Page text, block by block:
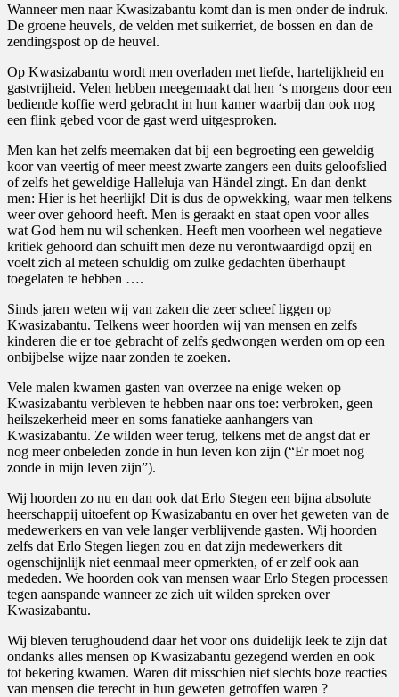
Wanneer men naar Kwasizabantu komt dan is men onder de indruk.
De groene heuvels, de velden met suikerriet, de bossen en dan de
zendingspost op de heuvel.
Op Kwasizabantu wordt men overladen met liefde, hartelijkheid en
gastvrijheid. Velen hebben meegemaakt dat hen ‘s morgens door een
bediende koffie werd gebracht in hun kamer waarbij dan ook nog
een flink gebed voor de gast werd uitgesproken.
Men kan het zelfs meemaken dat bij een begroeting een geweldig
koor van veertig of meer meest zwarte zangers een duits geloofslied
of zelfs het geweldige Halleluja van Händel zingt. En dan denkt
men: Hier is het heerlijk! Dit is dus de opwekking, waar men telkens
weer over gehoord heeft. Men is geraakt en staat open voor alles
wat God hem nu wil schenken. Heeft men voorheen wel negatieve
kritiek gehoord dan schuift men deze nu verontwaardigd opzij en
voelt zich al meteen schuldig om zulke gedachten überhaupt
toegelaten te hebben ….
Sinds jaren weten wij van zaken die zeer scheef liggen op
Kwasizabantu. Telkens weer hoorden wij van mensen en zelfs
kinderen die er toe gebracht of zelfs gedwongen werden om op een
onbijbelse wijze naar zonden te zoeken.
Vele malen kwamen gasten van overzee na enige weken op
Kwasizabantu verbleven te hebben naar ons toe: verbroken, geen
heilszekerheid meer en soms fanatieke aanhangers van
Kwasizabantu. Ze wilden weer terug, telkens met de angst dat er
nog meer onbeleden zonde in hun leven kon zijn (“Er moet nog
zonde in mijn leven zijn”).
Wij hoorden zo nu en dan ook dat Erlo Stegen een bijna absolute
heerschappij uitoefent op Kwasizabantu en over het geweten van de
medewerkers en van vele langer verblijvende gasten. Wij hoorden
zelfs dat Erlo Stegen liegen zou en dat zijn medewerkers dit
ogenschijnlijk niet eenmaal meer opmerkten, of er zelf ook aan
mededen. We hoorden ook van mensen waar Erlo Stegen processen
tegen aanspande wanneer ze zich uit wilden spreken over
Kwasizabantu.
Wij bleven terughoudend daar het voor ons duidelijk leek te zijn dat
ondanks alles mensen op Kwasizabantu gezegend werden en ook
tot bekering kwamen. Waren dit misschien niet slechts boze reacties
van mensen die terecht in hun geweten getroffen waren ?